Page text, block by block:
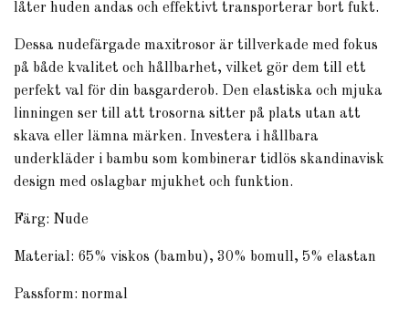
låter huden andas och effektivt transporterar bort fukt.
Dessa nudefärgade maxitrosor är tillverkade med fokus
på både kvalitet och hållbarhet, vilket gör dem till ett
perfekt val för din basgarderob. Den elastiska och mjuka
linningen ser till att trosorna sitter på plats utan att
skava eller lämna märken. Investera i hållbara
underkläder i bambu som kombinerar tidlös skandinavisk
design med oslagbar mjukhet och funktion.
Färg: Nude
Material: 65% viskos (bambu), 30% bomull, 5% elastan
Passform: normal